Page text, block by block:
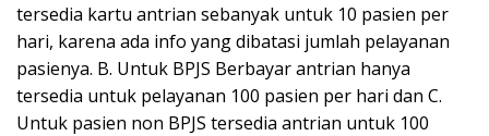
tersedia kartu antrian sebanyak untuk 10 pasien per
hari, karena ada info yang dibatasi jumlah pelayanan
pasienya. B. Untuk BPJS Berbayar antrian hanya
tersedia untuk pelayanan 100 pasien per hari dan C.
Untuk pasien non BPJS tersedia antrian untuk 100